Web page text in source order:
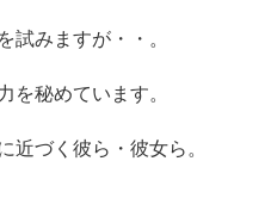
みますが・・。
秘めています。
づく彼ら・彼女ら。